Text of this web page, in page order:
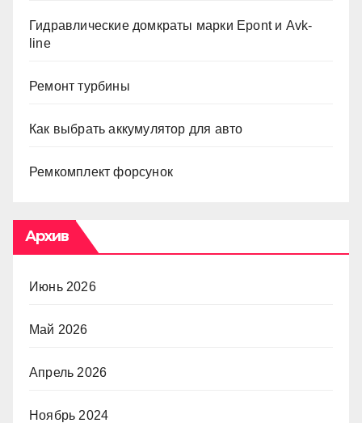
Гидравлические домкраты марки Epont и Avk-
line
Ремонт турбины
Как выбрать аккумулятор для авто
Ремкомплект форсунок
Архив
Июнь 2026
Май 2026
Апрель 2026
Ноябрь 2024